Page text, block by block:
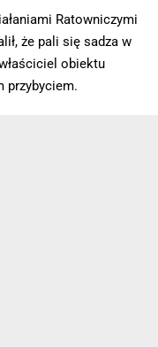
Ratowniczymi
że pali się sadza w
obiektu
przybyciem.